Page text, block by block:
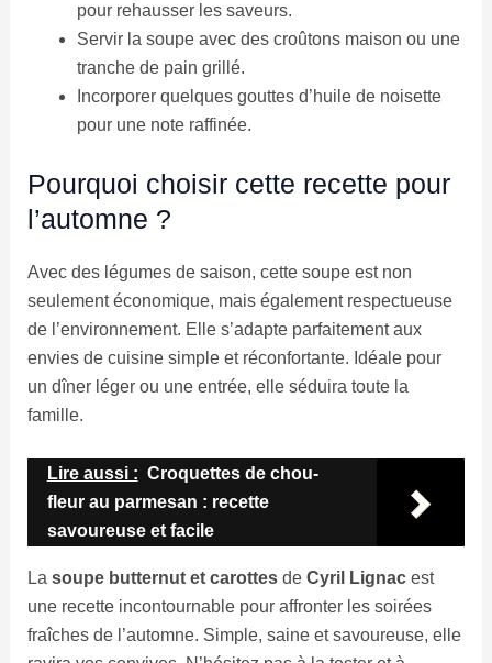
pour rehausser les saveurs.
Servir la soupe avec des croûtons maison ou une
tranche de pain grillé.
Incorporer quelques gouttes d’huile de noisette
pour une note raffinée.
Pourquoi choisir cette recette pour
l’automne ?
Avec des légumes de saison, cette soupe est non
seulement économique, mais également respectueuse
de l’environnement. Elle s’adapte parfaitement aux
envies de cuisine simple et réconfortante. Idéale pour
un dîner léger ou une entrée, elle séduira toute la
famille.
Lire aussi : Croquettes de chou-
fleur au parmesan : recette
savoureuse et facile
La soupe butternut et carottesde Cyril Lignacest
une recette incontournable pour affronter les soirées
fraîches de l’automne. Simple, saine et savoureuse, elle